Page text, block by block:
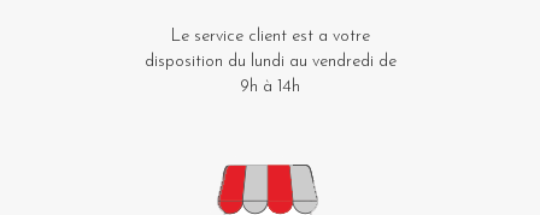
Le service client est a votre
disposition du lundi au vendredi de
9h à 14h